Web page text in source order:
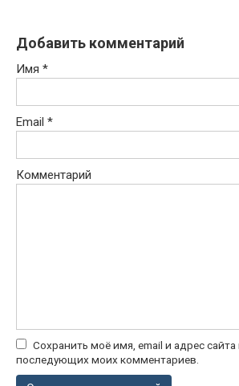
Добавить комментарий
Имя *
Email *
Комментарий
Сохранить моё имя, email и адрес сайта
последующих моих комментариев.